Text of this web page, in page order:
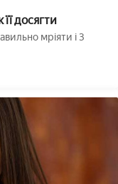
досягти
мріяти і 3